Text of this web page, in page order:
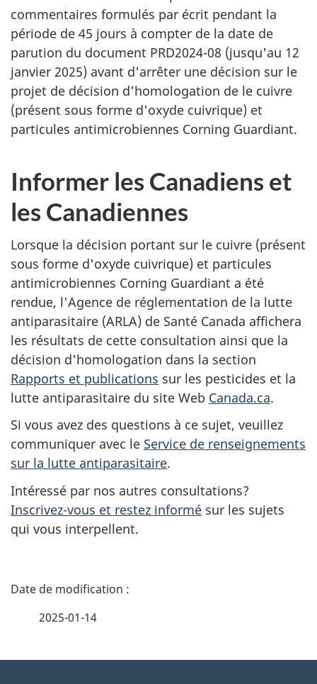
commentaires formulés par écrit pendant la
période de 45 jours à compter de la date de
parution du document PRD2024-08 (jusqu'au 12
janvier 2025) avant d'arrêter une décision sur le
projet de décision d'homologation de le cuivre
(présent sous forme d'oxyde cuivrique) et
particules antimicrobiennes Corning Guardiant.
Informer les Canadiens et
les Canadiennes
Lorsque la décision portant sur le cuivre (présent
sous forme d'oxyde cuivrique) et particules
antimicrobiennes Corning Guardiant a été
rendue, l'Agence de réglementation de la lutte
antiparasitaire (ARLA) de Santé Canada affichera
les résultats de cette consultation ainsi que la
décision d'homologation dans la section
Rapports et publications sur les pesticides et la
lutte antiparasitaire du site Web Canada.ca.
Si vous avez des questions à ce sujet, veuillez
communiquer avec le Service de renseignements
sur la lutte antiparasitaire.
Intéressé par nos autres consultations?
Inscrivez-vous et restez informé sur les sujets
qui vous interpellent.
D
2025-01-14